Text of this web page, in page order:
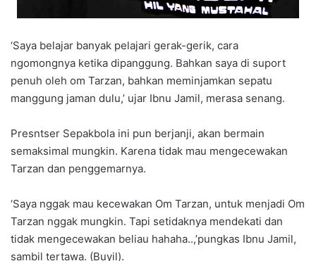
‘Saya belajar banyak pelajari gerak-gerik, cara
ngomongnya ketika dipanggung. Bahkan saya di suport
penuh oleh om Tarzan, bahkan meminjamkan sepatu
manggung jaman dulu,’ ujar Ibnu Jamil, merasa senang.
Presntser Sepakbola ini pun berjanji, akan bermain
semaksimal mungkin. Karena tidak mau mengecewakan
Tarzan dan penggemarnya.
‘Saya nggak mau kecewakan Om Tarzan, untuk menjadi Om
Tarzan nggak mungkin. Tapi setidaknya mendekati dan
tidak mengecewakan beliau hahaha..,’pungkas Ibnu Jamil,
sambil tertawa. (Buyil).